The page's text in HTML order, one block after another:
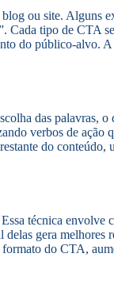
ou site. Alguns
Cada tipo de CTA
do público-alvo. A
das palavras, o
verbos de ação
do conteúdo,
técnica envolve
gera melhores
do CTA,